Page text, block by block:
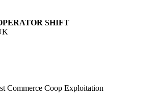
SHIFT
Commerce Coop Exploitation